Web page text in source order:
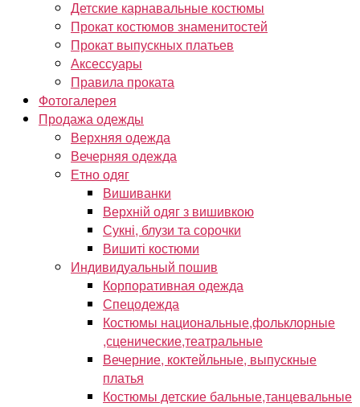
Детские карнавальные костюмы
Прокат костюмов знаменитостей
Прокат выпускных платьев
Аксессуары
Правила проката
Фотогалерея
Продажа одежды
Верхняя одежда
Вечерняя одежда
Етно одяг
Вишиванки
Верхній одяг з вишивкою
Сукні, блузи та сорочки
Вишиті костюми
Индивидуальный пошив
Корпоративная одежда
Спецодежда
Костюмы национальные,фольклорные
,сценические,театральные
Вечерние, коктейльные, выпускные
платья
Костюмы детские бальные,танцевальные